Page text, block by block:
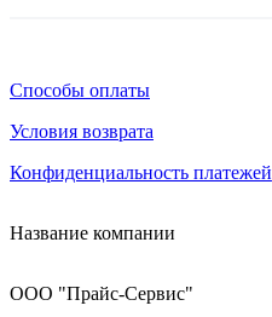
Способы оплаты
Условия возврата
Конфиденциальность платежей
Название компании
ООО "Прайс-Сервис"